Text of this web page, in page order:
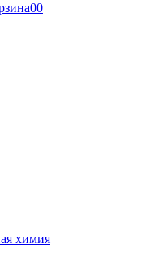
00
химия